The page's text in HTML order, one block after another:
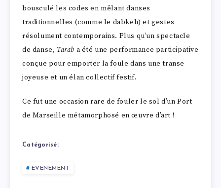
bousculé les codes en mêlant danses
traditionnelles (comme le dabkeh) et gestes
résolument contemporains. Plus qu’un spectacle
de danse, Tarab a été une performance participative
conçue pour emporter la foule dans une transe
joyeuse et un élan collectif festif.
Ce fut une occasion rare de fouler le sol d’un Port
de Marseille métamorphosé en œuvre d’art !
Catégorisé:
EVENEMENT